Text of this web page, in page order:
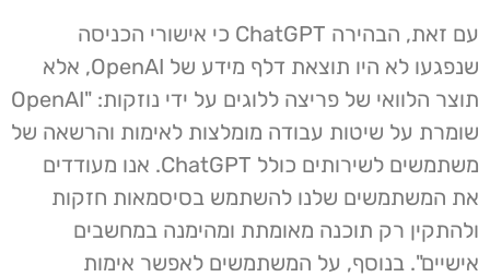
עם זאת, הבהירה ChatGPT כי אישורי הכניסה
שנפגעו לא היו תוצאת דלף מידע של OpenAI, אלא
תוצר הלוואי של פריצה ללוגים על ידי נוזקות: "OpenAI
שומרת על שיטות עבודה מומלצות לאימות והרשאה של
משתמשים לשירותים כולל ChatGPT. אנו מעודדים
את המשתמשים שלנו להשתמש בסיסמאות חזקות
ולהתקין רק תוכנה מאומתת ומהימנה במחשבים
אישיים". בנוסף, על המשתמשים לאפשר אימות